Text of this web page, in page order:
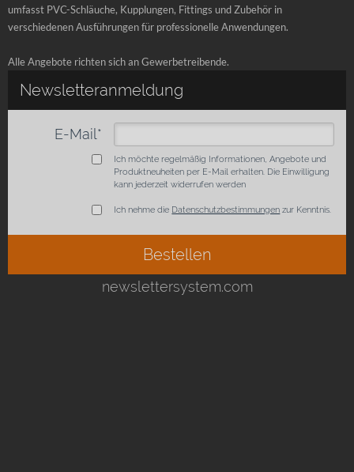
umfasst PVC-Schläuche, Kupplungen, Fittings und Zubehör in
verschiedenen Ausführungen für professionelle Anwendungen.
Alle Angebote richten sich an Gewerbetreibende.